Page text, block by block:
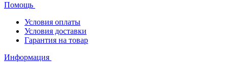
Помощь
Условия оплаты
Условия доставки
Гарантия на товар
Информация